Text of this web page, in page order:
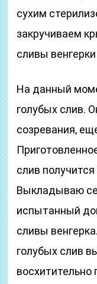
сухим
закручиваем
сливы
На данный
голубых слив.
созревания,
слив
Выкладываю
испытанный
сливы
голубых слив